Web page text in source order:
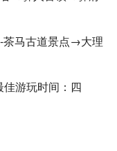
马古道景点→大理
游玩时间：四